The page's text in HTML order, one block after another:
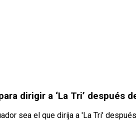
dirigir a ‘La Tri’ después
sea el que dirija a 'La Tri'